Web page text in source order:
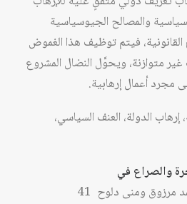
والمصالح الجيوسياسية
القانونية، فيتم توظيف هذا الغموض
متوازنة، ويحوَّل النضال المشروع
مجرد أعمال إرهابية.
إرهاب الدولة، العنف السياسي،
والصراع في
ومنى دلوح 41